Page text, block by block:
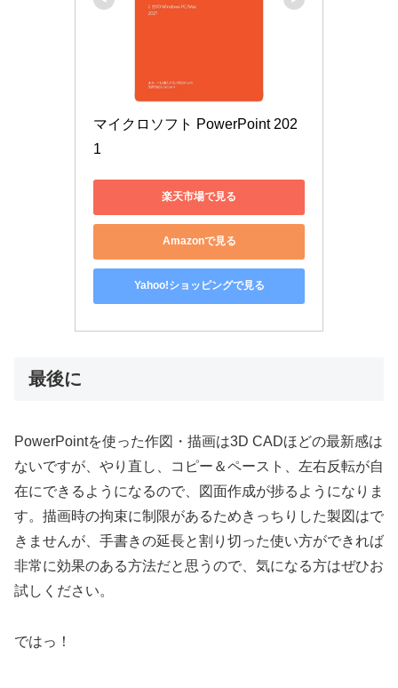
マイクロソフト PowerPoint 202
1
楽天市場で見る
Amazonで見る
Yahoo!ショッピングで見る
最後に
PowerPointを使った作図・描画は3D CADほどの最新感は
ないですが、やり直し、コピー＆ペースト、左右反転が自
在にできるようになるので、図面作成が捗るようになりま
す。描画時の拘束に制限があるためきっちりした製図はで
きませんが、手書きの延長と割り切った使い方ができれば
非常に効果のある方法だと思うので、気になる方はぜひお
試しください。
ではっ！